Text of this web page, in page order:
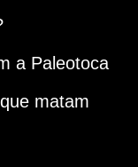
a Paleotoca
matam